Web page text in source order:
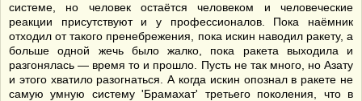
системе, но человек остаётся человеком и человеческие
реакции присутствуют и у профессионалов. Пока наёмник
отходил от такого пренебрежения, пока искин наводил ракету, а
больше одной жечь было жалко, пока ракета выходила и
разгонялась — время то и прошло. Пусть не так много, но Азату
и этого хватило разогнаться. А когда искин опознал в ракете не
самую умную систему 'Брамахат' третьего поколения, что в